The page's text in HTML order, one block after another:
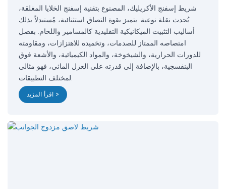
شريط إسفنج الأكريليك، المصنوع بتقنية إسفنج الخلايا المغلقة،
يُحدث نقلة نوعية. يتميز بقوة التصاق استثنائية، مُستبدلاً بذلك
أساليب التثبيت الميكانيكية التقليدية كالمسامير واللحام. بفضل
امتصاصه الممتاز للصدمات، وتخميده للاهتزازات، ومقاومته
للدورات الحرارية، والشيخوخة، والمواد الكيميائية، والأشعة فوق
البنفسجية، بالإضافة إلى قدرته على العزل المائي، فهو مثالي
لمختلف التطبيقات.
اقرأ المزيد >